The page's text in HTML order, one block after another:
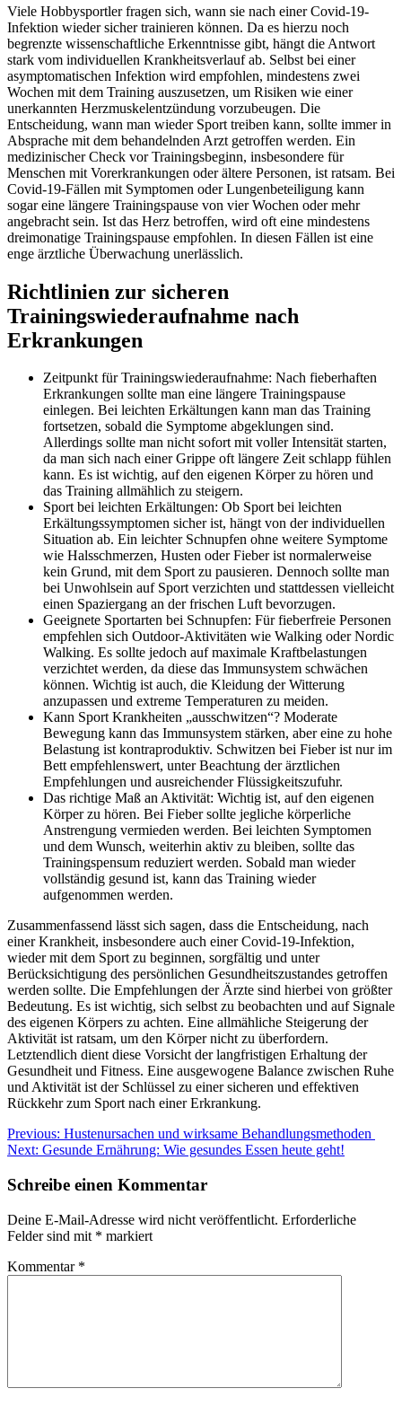
Viele Hobbysportler fragen sich, wann sie nach einer Covid-19-
Infektion wieder sicher trainieren können. Da es hierzu noch
begrenzte wissenschaftliche Erkenntnisse gibt, hängt die Antwort
stark vom individuellen Krankheitsverlauf ab. Selbst bei einer
asymptomatischen Infektion wird empfohlen, mindestens zwei
Wochen mit dem Training auszusetzen, um Risiken wie einer
unerkannten Herzmuskelentzündung vorzubeugen. Die
Entscheidung, wann man wieder Sport treiben kann, sollte immer in
Absprache mit dem behandelnden Arzt getroffen werden. Ein
medizinischer Check vor Trainingsbeginn, insbesondere für
Menschen mit Vorerkrankungen oder ältere Personen, ist ratsam. Bei
Covid-19-Fällen mit Symptomen oder Lungenbeteiligung kann
sogar eine längere Trainingspause von vier Wochen oder mehr
angebracht sein. Ist das Herz betroffen, wird oft eine mindestens
dreimonatige Trainingspause empfohlen. In diesen Fällen ist eine
enge ärztliche Überwachung unerlässlich.
Richtlinien zur sicheren
Trainingswiederaufnahme nach
Erkrankungen
Zeitpunkt für Trainingswiederaufnahme: Nach fieberhaften
Erkrankungen sollte man eine längere Trainingspause
einlegen. Bei leichten Erkältungen kann man das Training
fortsetzen, sobald die Symptome abgeklungen sind.
Allerdings sollte man nicht sofort mit voller Intensität starten,
da man sich nach einer Grippe oft längere Zeit schlapp fühlen
kann. Es ist wichtig, auf den eigenen Körper zu hören und
das Training allmählich zu steigern.
Sport bei leichten Erkältungen: Ob Sport bei leichten
Erkältungssymptomen sicher ist, hängt von der individuellen
Situation ab. Ein leichter Schnupfen ohne weitere Symptome
wie Halsschmerzen, Husten oder Fieber ist normalerweise
kein Grund, mit dem Sport zu pausieren. Dennoch sollte man
bei Unwohlsein auf Sport verzichten und stattdessen vielleicht
einen Spaziergang an der frischen Luft bevorzugen.
Geeignete Sportarten bei Schnupfen: Für fieberfreie Personen
empfehlen sich Outdoor-Aktivitäten wie Walking oder Nordic
Walking. Es sollte jedoch auf maximale Kraftbelastungen
verzichtet werden, da diese das Immunsystem schwächen
können. Wichtig ist auch, die Kleidung der Witterung
anzupassen und extreme Temperaturen zu meiden.
Kann Sport Krankheiten „ausschwitzen“? Moderate
Bewegung kann das Immunsystem stärken, aber eine zu hohe
Belastung ist kontraproduktiv. Schwitzen bei Fieber ist nur im
Bett empfehlenswert, unter Beachtung der ärztlichen
Empfehlungen und ausreichender Flüssigkeitszufuhr.
Das richtige Maß an Aktivität: Wichtig ist, auf den eigenen
Körper zu hören. Bei Fieber sollte jegliche körperliche
Anstrengung vermieden werden. Bei leichten Symptomen
und dem Wunsch, weiterhin aktiv zu bleiben, sollte das
Trainingspensum reduziert werden. Sobald man wieder
vollständig gesund ist, kann das Training wieder
aufgenommen werden.
Zusammenfassend lässt sich sagen, dass die Entscheidung, nach
einer Krankheit, insbesondere auch einer Covid-19-Infektion,
wieder mit dem Sport zu beginnen, sorgfältig und unter
Berücksichtigung des persönlichen Gesundheitszustandes getroffen
werden sollte. Die Empfehlungen der Ärzte sind hierbei von größter
Bedeutung. Es ist wichtig, sich selbst zu beobachten und auf Signale
des eigenen Körpers zu achten. Eine allmähliche Steigerung der
Aktivität ist ratsam, um den Körper nicht zu überfordern.
Letztendlich dient diese Vorsicht der langfristigen Erhaltung der
Gesundheit und Fitness. Eine ausgewogene Balance zwischen Ruhe
und Aktivität ist der Schlüssel zu einer sicheren und effektiven
Rückkehr zum Sport nach einer Erkrankung.
Beitragsnavigation
Previous: Hustenursachen und wirksame Behandlungsmethoden
Next: Gesunde Ernährung: Wie gesundes Essen heute geht!
Schreibe einen Kommentar
Deine E-Mail-Adresse wird nicht veröffentlicht. Erforderliche
Felder sind mit * markiert
Kommentar *